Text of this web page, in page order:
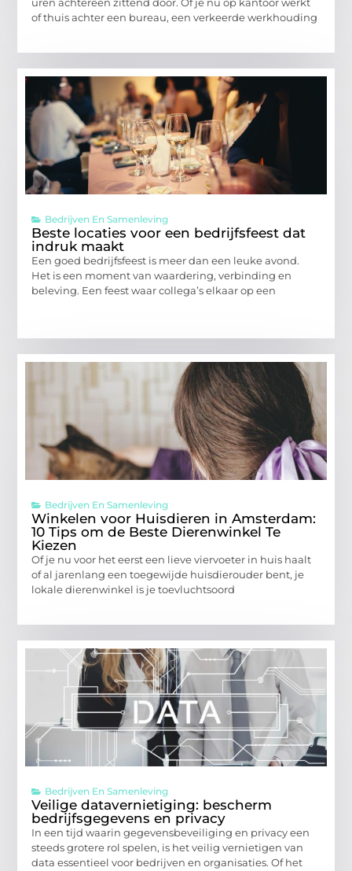
uren achtereen zittend door. Of je nu op kantoor werkt
of thuis achter een bureau, een verkeerde werkhouding
Bedrijven En Samenleving
Beste locaties voor een bedrijfsfeest dat
indruk maakt
Een goed bedrijfsfeest is meer dan een leuke avond.
Het is een moment van waardering, verbinding en
beleving. Een feest waar collega’s elkaar op een
Bedrijven En Samenleving
Winkelen voor Huisdieren in Amsterdam:
10 Tips om de Beste Dierenwinkel Te
Kiezen
Of je nu voor het eerst een lieve viervoeter in huis haalt
of al jarenlang een toegewijde huisdierouder bent, je
lokale dierenwinkel is je toevluchtsoord
Bedrijven En Samenleving
Veilige datavernietiging: bescherm
bedrijfsgegevens en privacy
In een tijd waarin gegevensbeveiliging en privacy een
steeds grotere rol spelen, is het veilig vernietigen van
data essentieel voor bedrijven en organisaties. Of het